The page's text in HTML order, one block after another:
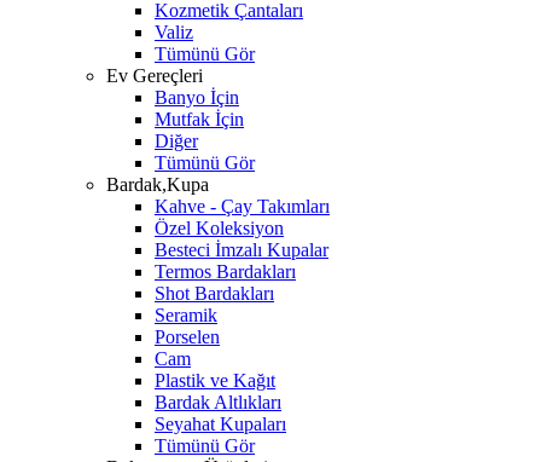
Kozmetik Çantaları
Valiz
Tümünü Gör
Ev Gereçleri
Banyo İçin
Mutfak İçin
Diğer
Tümünü Gör
Bardak,Kupa
Kahve - Çay Takımları
Özel Koleksiyon
Besteci İmzalı Kupalar
Termos Bardakları
Shot Bardakları
Seramik
Porselen
Cam
Plastik ve Kağıt
Bardak Altlıkları
Seyahat Kupaları
Tümünü Gör